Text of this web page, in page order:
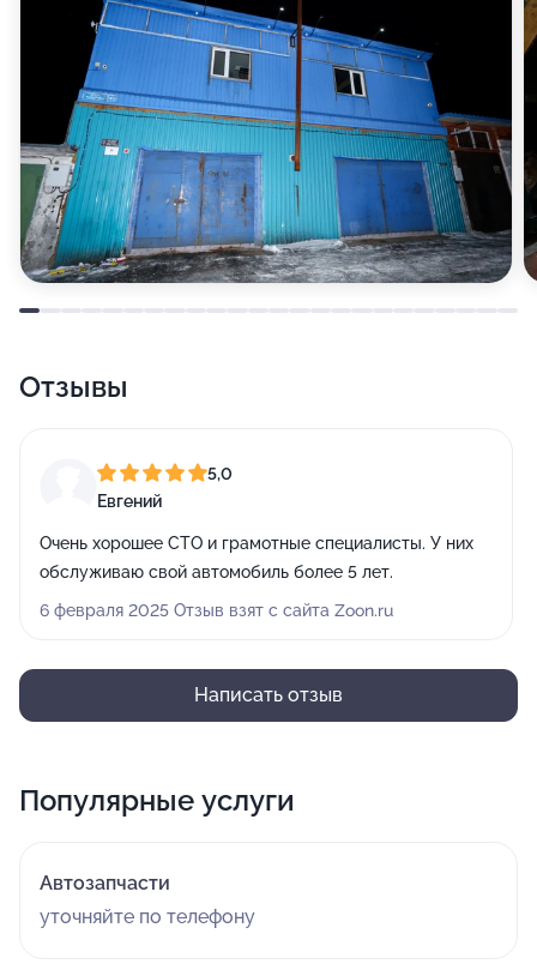
Отзывы
5,0
Евгений
Очень хорошее СТО и грамотные специалисты. У них
обслуживаю свой автомобиль более 5 лет.
6 февраля 2025 Отзыв взят с сайта Zoon.ru
Написать отзыв
Популярные услуги
Автозапчасти
уточняйте по телефону